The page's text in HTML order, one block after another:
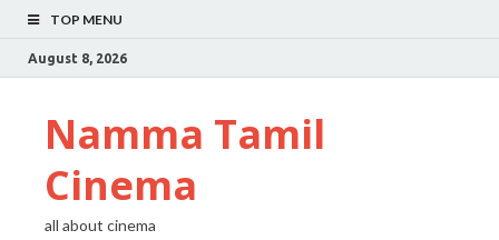
TOP MENU
August 8, 2026
Namma Tamil
Cinema
all about cinema